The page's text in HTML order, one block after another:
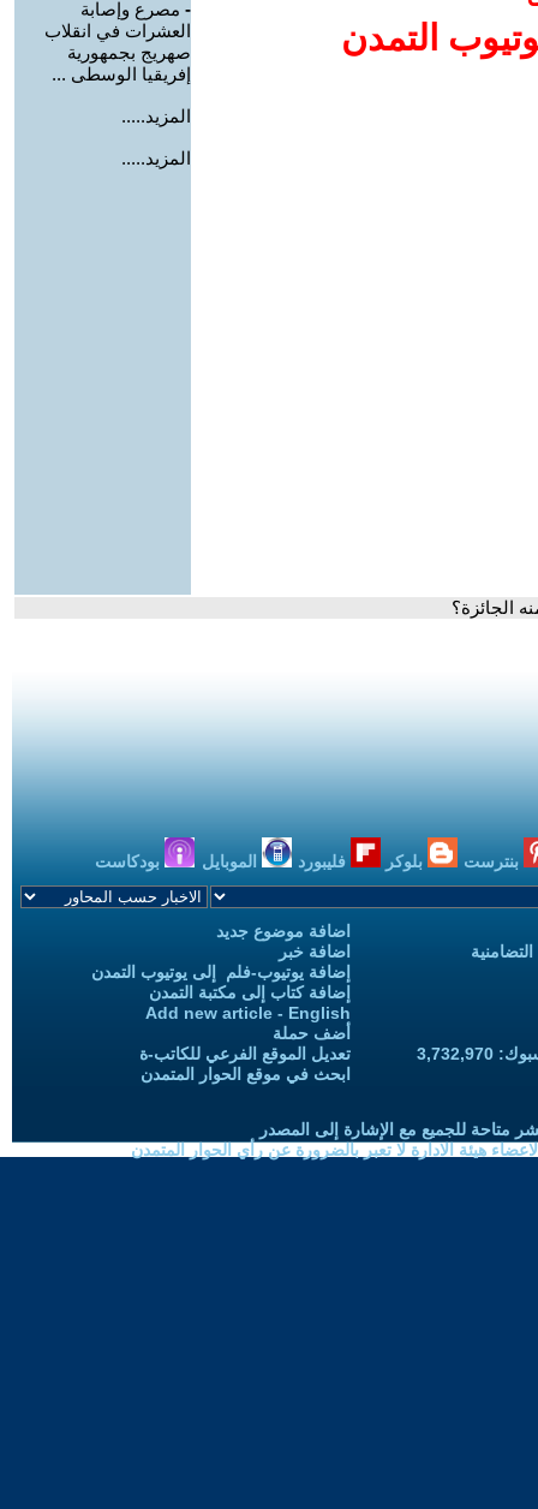
التمدن
- مصرع وإصابة
العشرات في انقلاب
صهريج بجمهورية
إفريقيا الوسطى ...
المزيد.....
المزيد.....
الجائزة؟
بنترست بلوكر فليبورد الموبايل بودكاست
اضافة موضوع جديد
اضافة خبر
إضافة يوتيوب-فلم إلى يوتيوب التمدن
إضافة كتاب إلى مكتبة التمدن
Add new article - English
أضف حملة
تعديل الموقع الفرعي للكاتب-ة
ابحث في موقع الحوار المتمدن
متاحة للجميع مع الإشارة إلى المصدر
هيئة الادارة لا تعبر بالضرورة عن رأي الحوار المتمدن